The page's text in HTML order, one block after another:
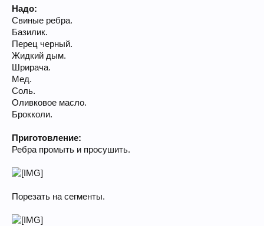
Надо:
Свиные ребра.
Базилик.
Перец черный.
Жидкий дым.
Шрирача.
Мед.
Соль.
Оливковое масло.
Брокколи.
Приготовление:
Ребра промыть и просушить.
Порезать на сегменты.